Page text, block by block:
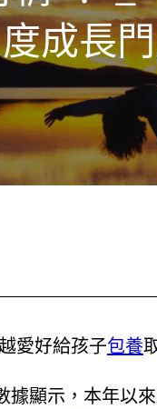
度成長
愛好給孩子包養
顯示，本年以